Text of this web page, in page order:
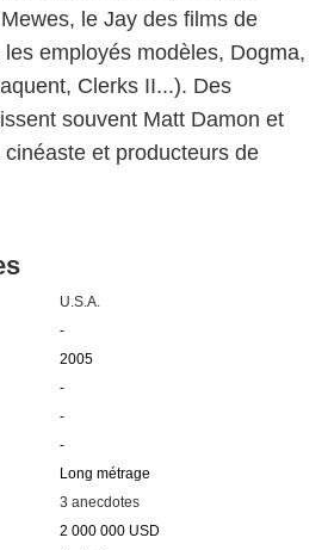
le Jay des films de
employés modèles, Dogma,
Clerks II...). Des
souvent Matt Damon et
et producteurs de
U.S.A.
-
2005
-
-
-
Long métrage
3 anecdotes
2 000 000 USD